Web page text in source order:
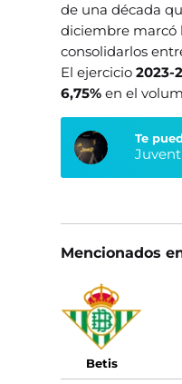
de una década
diciembre marcó
consolidarlos
El ejercicio2023-
6,75% en el
Te
Mencionados
Betis